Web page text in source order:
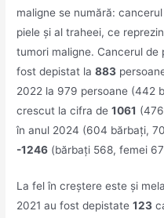
maligne se numără:
piele și al traheei, ce
tumori maligne. Cancerul de
fost depistat la883
2022 la 979 persoane (442
crescut la cifra de1061
în anul 2024 (604 bărbați,
-1246 (bărbați 568, femei
La fel în creștere este și
2021 au fost depistate123